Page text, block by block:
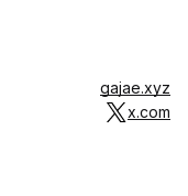
gajae.xyz
x.com